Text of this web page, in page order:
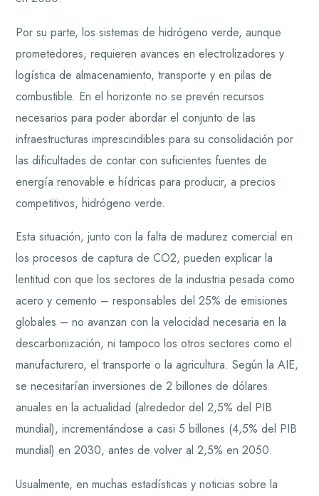
Por su parte, los sistemas de hidrógeno verde, aunque
prometedores, requieren avances en electrolizadores y
logística de almacenamiento, transporte y en pilas de
combustible. En el horizonte no se prevén recursos
necesarios para poder abordar el conjunto de las
infraestructuras imprescindibles para su consolidación por
las dificultades de contar con suficientes fuentes de
energía renovable e hídricas para producir, a precios
competitivos, hidrógeno verde.
Esta situación, junto con la falta de madurez comercial en
los procesos de captura de CO2, pueden explicar la
lentitud con que los sectores de la industria pesada como
acero y cemento – responsables del 25% de emisiones
globales – no avanzan con la velocidad necesaria en la
descarbonización, ni tampoco los otros sectores como el
manufacturero, el transporte o la agricultura. Según la AIE,
se necesitarían inversiones de 2 billones de dólares
anuales en la actualidad (alrededor del 2,5% del PIB
mundial), incrementándose a casi 5 billones (4,5% del PIB
mundial) en 2030, antes de volver al 2,5% en 2050.
Usualmente, en muchas estadísticas y noticias sobre la